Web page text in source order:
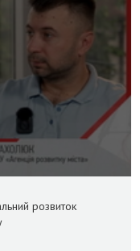
розвиток